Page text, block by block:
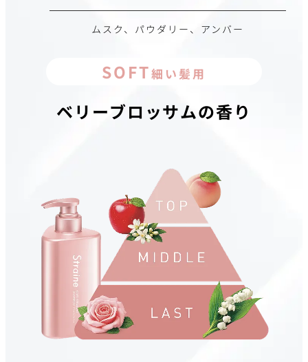
ムスク、パウダリー、アンバー
SOFT細い髪用
ベリーブロッサムの香り